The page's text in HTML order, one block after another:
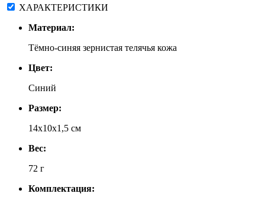
ХАРАКТЕРИСТИКИ
Материал:
Тёмно-синяя зернистая телячья кожа
Цвет:
Синий
Размер:
14x10x1,5 см
Вес:
72 г
Комплектация: